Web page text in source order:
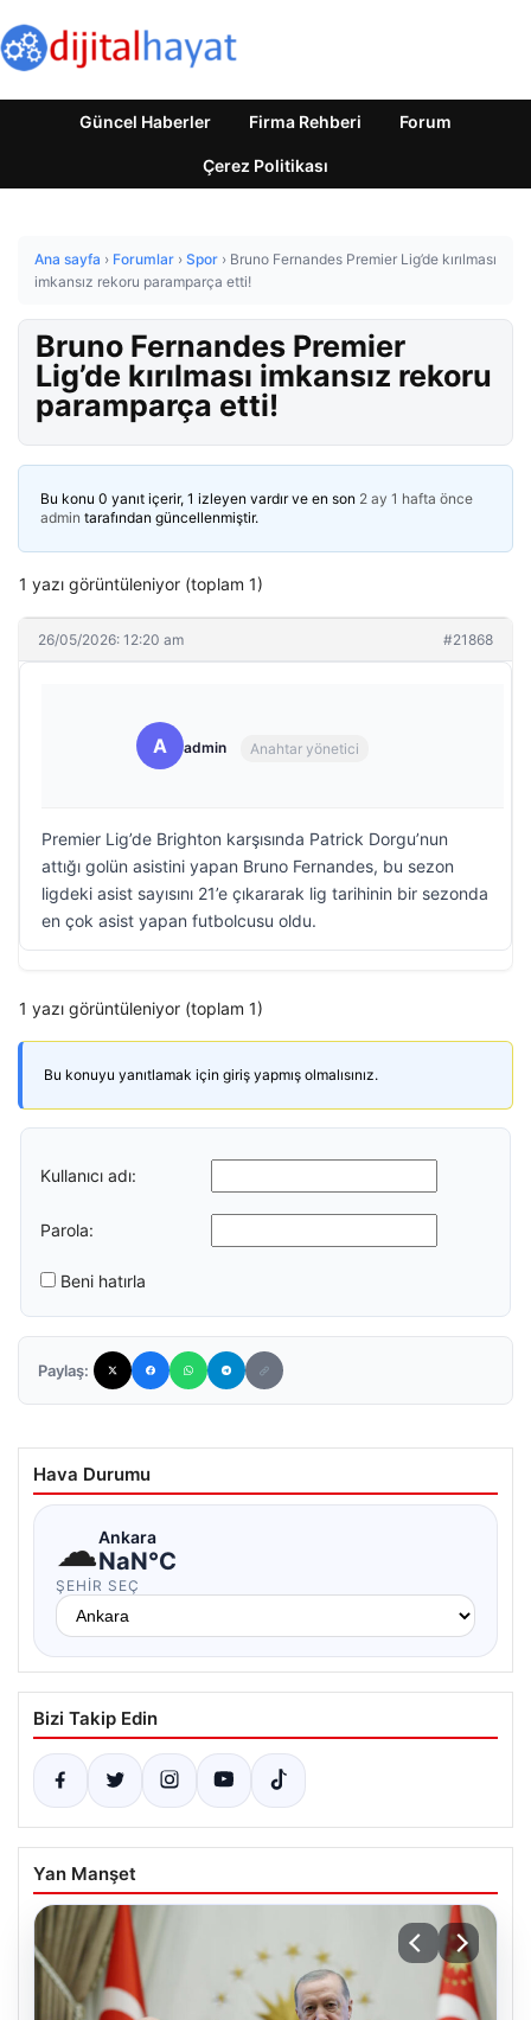
Güncel Haberler Firma Rehberi Forum
Çerez Politikası
Ana sayfa › Forumlar › Spor › Bruno Fernandes Premier Lig’de kırılması
imkansız rekoru paramparça etti!
Bruno Fernandes Premier
Lig’de kırılması imkansız rekoru
paramparça etti!
Bu konu 0 yanıt içerir, 1 izleyen vardır ve en son 2 ay 1 hafta önce
admin tarafından güncellenmiştir.
1 yazı görüntüleniyor (toplam 1)
26/05/2026: 12:20 am #21868
A admin Anahtar yönetici
Premier Lig’de Brighton karşısında Patrick Dorgu’nun
attığı golün asistini yapan Bruno Fernandes, bu sezon
ligdeki asist sayısını 21’e çıkararak lig tarihinin bir sezonda
en çok asist yapan futbolcusu oldu.
1 yazı görüntüleniyor (toplam 1)
Bu konuyu yanıtlamak için giriş yapmış olmalısınız.
Kullanıcı adı:
Parola:
Beni hatırla
Paylaş:
Hava Durumu
☁Ankara
NaN°C
ŞEHIR SEÇ
Bizi Takip Edin
Yan Manşet